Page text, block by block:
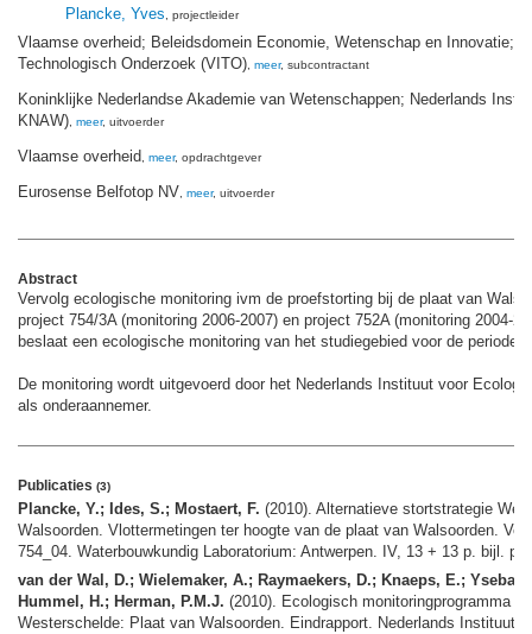
Plancke, Yves , projectleider
Vlaamse overheid; Beleidsdomein Economie, Wetenschap en Innovatie;
Technologisch Onderzoek (VITO) meer, subcontractant
Koninklijke Nederlandse Akademie van Wetenschappen; Nederlands
KNAW) meer, uitvoerder
Vlaamse overheid meer, opdrachtgever
Eurosense Belfotop NV meer, uitvoerder
Abstract
Vervolg ecologische monitoring ivm de proefstorting bij de plaat van
project 754/3A (monitoring 2006-2007) en project 752A (monitoring 2004-
beslaat een ecologische monitoring van het studiegebied voor de periode
De monitoring wordt uitgevoerd door het Nederlands Instituut voor
als onderaannemer.
Publicaties (3)
Plancke, Y.; Ides, S.; Mostaert, F. (2010). Alternatieve stortstrategie
Walsoorden. Vlottermetingen ter hoogte van de plaat van Walsoorden.
754_04. Waterbouwkundig Laboratorium: Antwerpen. IV, 13 + 13 p. bijl.
van der Wal, D.; Wielemaker, A.; Raymaekers, D.; Knaeps, E.;
Hummel, H.; Herman, P.M.J. (2010). Ecologisch monitoringprogramma
Westerschelde: Plaat van Walsoorden. Eindrapport. Nederlands Instituut